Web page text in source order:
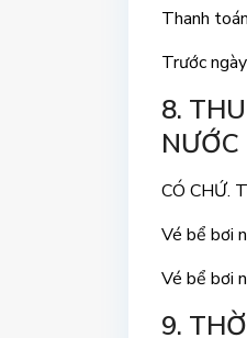
Thanh
Trước
8.
CÓ CHỨ.
Vé bể bơi
Vé bể bơi
9.